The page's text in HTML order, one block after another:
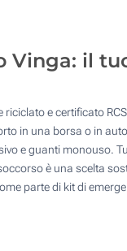
Transfer digitale
Incisione Laser
Senza stampa
50
Quantità
Vinga: il
e certificato
in una borsa o in
e guanti monouso.
è una scelta
parte di kit di